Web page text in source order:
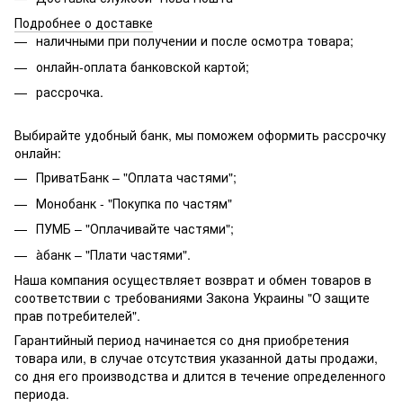
Подробнее о доставке
наличными при получении и после осмотра товара;
онлайн-оплата банковской картой;
рассрочка.
Выбирайте удобный банк, мы поможем оформить рассрочку
онлайн:
ПриватБанк – "Оплата частями";
Монобанк - "Покупка по частям"
ПУМБ – "Оплачивайте частями";
àбанк – "Плати частями".
Наша компания осуществляет возврат и обмен товаров в
соответствии с требованиями Закона Украины "О защите
прав потребителей".
Гарантийный период начинается со дня приобретения
товара или, в случае отсутствия указанной даты продажи,
со дня его производства и длится в течение определенного
периода.